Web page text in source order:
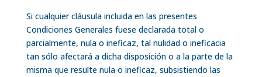
Si cualquier cláusula incluida en las presentes
Condiciones Generales fuese declarada total o
parcialmente, nula o ineficaz, tal nulidad o ineficacia
tan sólo afectará a dicha disposición o a la parte de la
misma que resulte nula o ineficaz, subsistiendo las